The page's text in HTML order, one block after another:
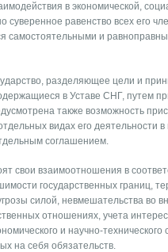
в экономической,
суверенное равенство всех его
самостоятельными и
разделяющее цели и
в Уставе СНГ, путем
также возможность
видах его деятельности
соглашением.
свои взаимоотношения в
государственных границ,
силой, невмешательства во
отношениях, учета
и научно-технического
на себя обязательств.